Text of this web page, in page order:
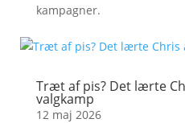
kampagner.
Træt af pis? Det lærte
valgkamp
12 maj 2026